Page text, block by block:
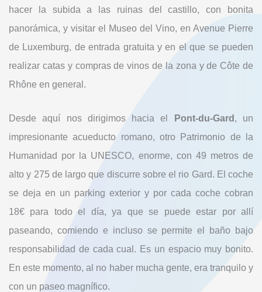
hacer la subida a las ruinas del castillo, con bonita
panorámica, y visitar el Museo del Vino, en Avenue Pierre
de Luxemburg, de entrada gratuita y en el que se pueden
realizar catas y compras de vinos de la zona y de Côte de
Rhône en general.
Desde aquí nos dirigimos hacia el Pont-du-Gard , un
impresionante acueducto romano, otro Patrimonio de la
Humanidad por la UNESCO, enorme, con 49 metros de
alto y 275 de largo que discurre sobre el rio Gard. El coche
se deja en un parking exterior y por cada coche cobran
18€ para todo el día, ya que se puede estar por allí
paseando, comiendo e incluso se permite el baño bajo
responsabilidad de cada cual. Es un espacio muy bonito.
En este momento, al no haber mucha gente, era tranquilo y
con un paseo magnífico.